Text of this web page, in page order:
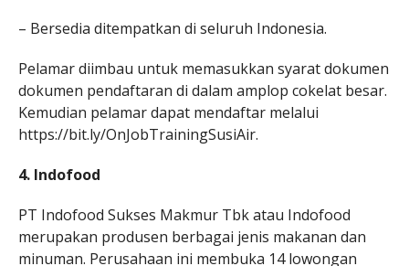
– Bersedia ditempatkan di seluruh Indonesia.
Pelamar diimbau untuk memasukkan syarat dokumen
dokumen pendaftaran di dalam amplop cokelat besar.
Kemudian pelamar dapat mendaftar melalui
https://bit.ly/OnJobTrainingSusiAir.
4. Indofood
PT Indofood Sukses Makmur Tbk atau Indofood
merupakan produsen berbagai jenis makanan dan
minuman. Perusahaan ini membuka 14 lowongan